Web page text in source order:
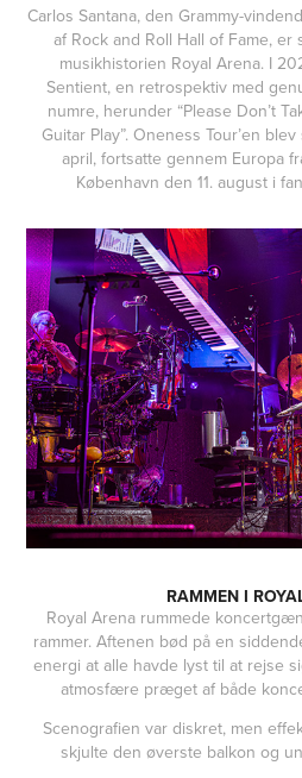
Carlos Santana, den Grammy-
af Rock and Roll Hall of Fame,
musikhistorien Royal Arena. I
Sentient, en retrospektiv med
numre, herunder “Please Don’t
Guitar Play”. Oneness Tour’en
april, fortsatte gennem Europa
København den 11. august i
RAMMEN I
Royal Arena rummede
rammer. Aftenen bød på en
energi at alle havde lyst til at rejse
atmosfære præget af både
Scenografien var diskret, men
skjulte den øverste balkon og